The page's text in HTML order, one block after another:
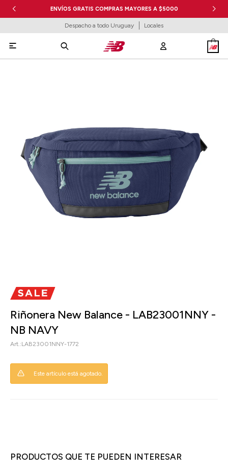
ENVÍOS GRATIS COMPRAS MAYORES A $5000
Despacho a todo Uruguay Locales

Riñonera New Balance - LAB23001NNY -
NB NAVY
LAB23001NNY-1772
Este artículo está agotado.
PRODUCTOS QUE TE PUEDEN INTERESAR